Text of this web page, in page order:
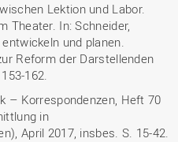
Lektion und Labor.
Theater. In: Schneider,
und planen.
Reform der Darstellenden
162.
– Korrespondenzen, Heft 70
in
April 2017, insbes. S. 15-42.